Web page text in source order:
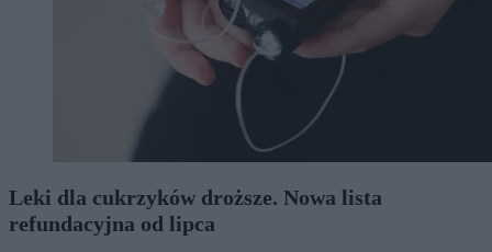
Leki dla cukrzyków droższe. Nowa lista
refundacyjna od lipca